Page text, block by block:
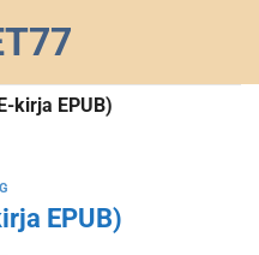
kirja EPUB)
EPUB)